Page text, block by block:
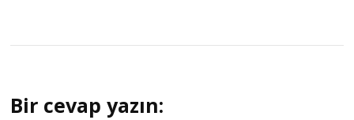
Bir cevap yazın: